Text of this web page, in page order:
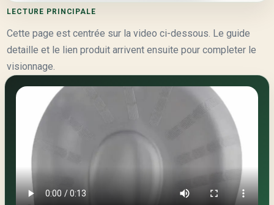
LECTURE PRINCIPALE
Cette page est centrée sur la video ci-dessous. Le guide
detaille et le lien produit arrivent ensuite pour completer le
visionnage.
principale